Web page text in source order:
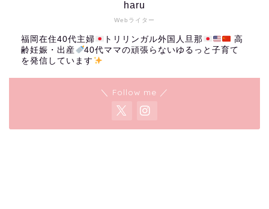
Webライター
haru
福岡在住40代主婦 トリリンガル外国人旦那
高
齢妊娠・出産
40代ママの頑張らないゆるっと子育て
を発信しています
＼ Follow me ／